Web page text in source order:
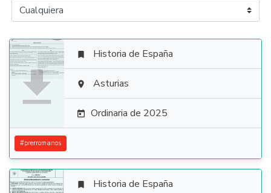

 Historia de España
 Asturias
 Ordinaria de 2025
#prerromanos
 Historia de España